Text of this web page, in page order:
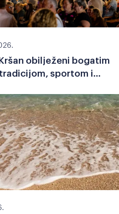
obilježeni bogatim
sportom i